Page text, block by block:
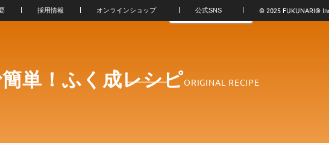
採用情報 オンラインショップ 公式SNS © 2025 FUKUNARI®︎
単！ふく成レシピORIGINAL RECIPE